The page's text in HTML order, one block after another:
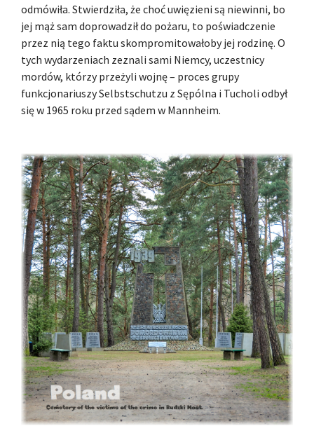
odmówiła. Stwierdziła, że choć uwięzieni są niewinni, bo
jej mąż sam doprowadził do pożaru, to poświadczenie
przez nią tego faktu skompromitowałoby jej rodzinę. O
tych wydarzeniach zeznali sami Niemcy, uczestnicy
mordów, którzy przeżyli wojnę – proces grupy
funkcjonariuszy Selbstschutzu z Sępólna i Tucholi odbył
się w 1965 roku przed sądem w Mannheim.